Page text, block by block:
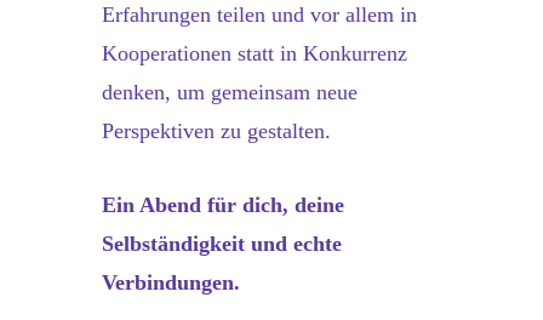
Erfahrungen teilen und vor allem in
Kooperationen statt in Konkurrenz
denken, um gemeinsam neue
Perspektiven zu gestalten.
Ein Abend für dich, deine
Selbständigkeit und echte
Verbindungen.